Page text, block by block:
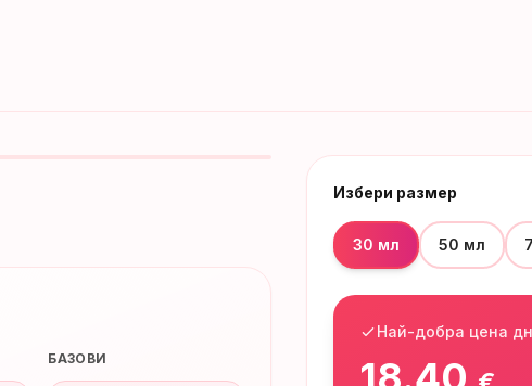
Избери размер
30 мл 50 мл
Най-добра цена
БАЗОВИ